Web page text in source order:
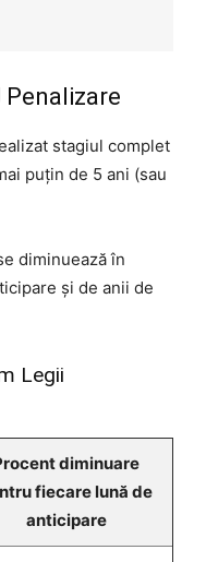
Penalizare
stagiul complet
puțin de 5 ani (sau
diminuează în
și de anii de
Legii
diminuare
fiecare lună de
anticipare